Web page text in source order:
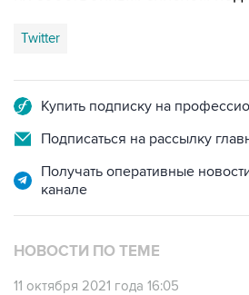
Twitter
Купить подписку на
Подписаться на рассылку
Получать оперативные
канале
НОВОСТИ ПО ТЕМЕ
11 октября 2021 года 16:05